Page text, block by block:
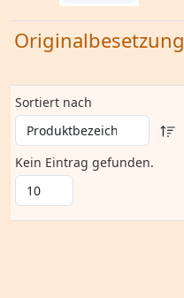
Originalbesetzung
Sortiert nach
Kein Eintrag gefunden.